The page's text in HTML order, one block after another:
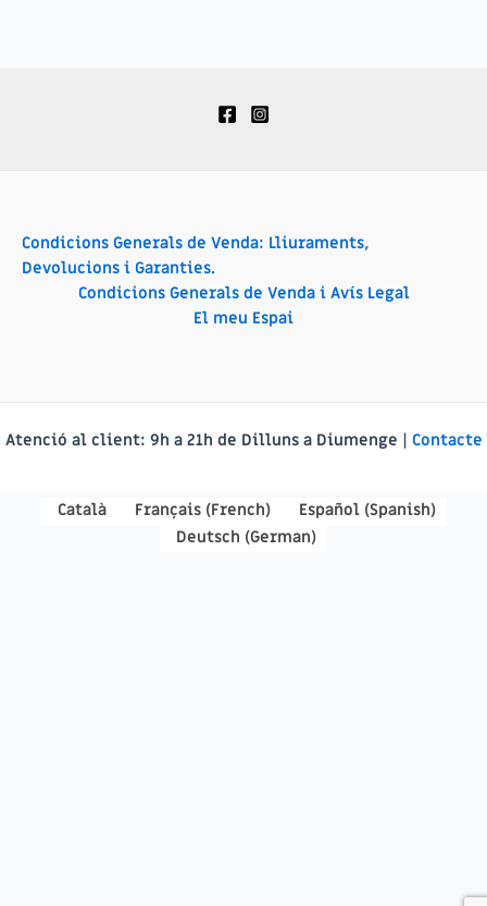
Condicions Generals de Venda: Lliuraments,
Devolucions i Garanties.
Condicions Generals de Venda i Avís Legal
El meu Espai
Atenció al client: 9h a 21h de Dilluns a Diumenge | Contacte
Català Français(French) Español(Spanish)
Deutsch (German)